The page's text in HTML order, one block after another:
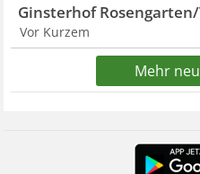
Ginsterhof
Vor Kurzem
Mehr